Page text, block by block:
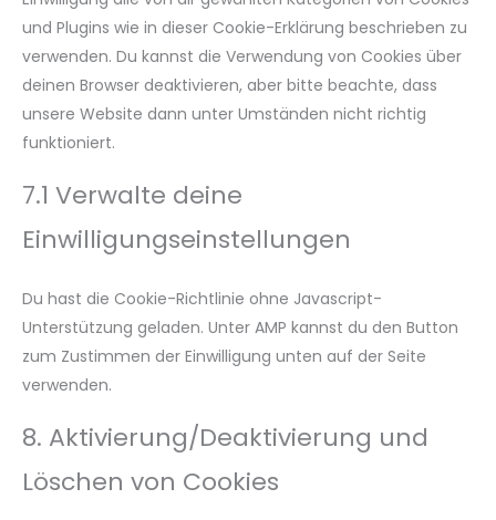
und Plugins wie in dieser Cookie-Erklärung beschrieben zu
verwenden. Du kannst die Verwendung von Cookies über
deinen Browser deaktivieren, aber bitte beachte, dass
unsere Website dann unter Umständen nicht richtig
funktioniert.
7.1 Verwalte deine
Einwilligungseinstellungen
Du hast die Cookie-Richtlinie ohne Javascript-
Unterstützung geladen. Unter AMP kannst du den Button
zum Zustimmen der Einwilligung unten auf der Seite
verwenden.
8. Aktivierung/Deaktivierung und
Löschen von Cookies